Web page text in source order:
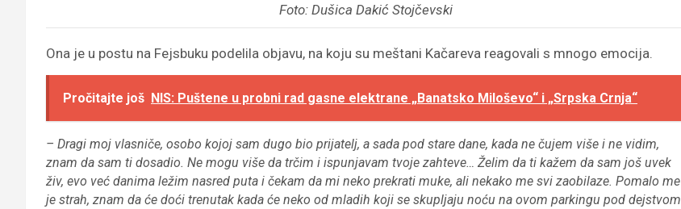
Foto: Dušica Dakić Stojčevski
Ona je u postu na Fejsbuku podelila objavu, na koju su meštani Kačareva reagovali s mnogo emocija.
Pročitajte još NIS: Puštene u probni rad gasne elektrane „Banatsko Miloševo“ i „Srpska Crnja“
– Dragi moj vlasniče, osobo kojoj sam dugo bio prijatelj, a sada pod stare dane, kada ne čujem više i ne vidim,
znam da sam ti dosadio. Ne mogu više da trčim i ispunjavam tvoje zahteve… Želim da ti kažem da sam još uvek
živ, evo već danima ležim nasred puta i čekam da mi neko prekrati muke, ali nekako me svi zaobilaze. Pomalo me
je strah, znam da će doći trenutak kada će neko od mladih koji se skupljaju noću na ovom parkingu pod dejstvom